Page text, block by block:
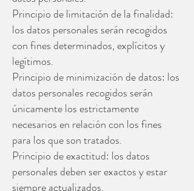
Principio de limitación de la finalidad:
los datos personales serán recogidos
con fines determinados, explícitos y
legítimos.
Principio de minimización de datos: los
datos personales recogidos serán
únicamente los estrictamente
necesarios en relación con los fines
para los que son tratados.
Principio de exactitud: los datos
personales deben ser exactos y estar
siempre actualizados.